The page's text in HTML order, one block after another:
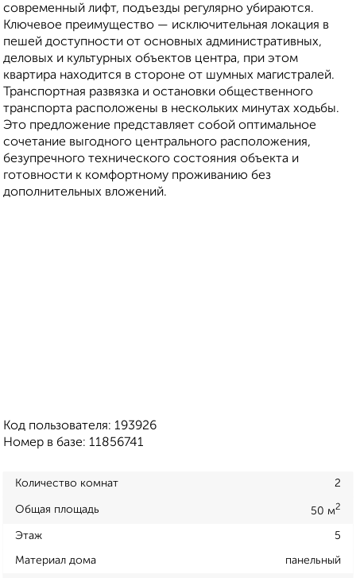
современный лифт, подъезды регулярно убираются.
Ключевое преимущество — исключительная локация в
пешей доступности от основных административных,
деловых и культурных объектов центра, при этом
квартира находится в стороне от шумных магистралей.
Транспортная развязка и остановки общественного
транспорта расположены в нескольких минутах ходьбы.
Это предложение представляет собой оптимальное
сочетание выгодного центрального расположения,
безупречного технического состояния объекта и
готовности к комфортному проживанию без
дополнительных вложений.
Код пользователя: 193926
Номер в базе: 11856741
Количество комнат 2
Общая площадь 50 м2
Этаж 5
Материал дома панельный